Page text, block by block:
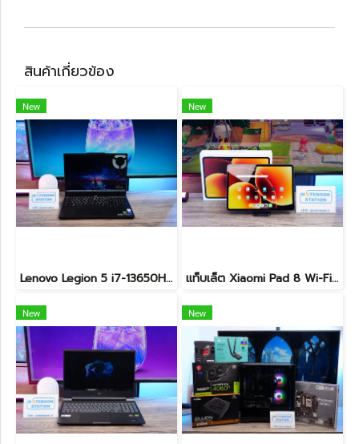
สินค้าเกี่ยวข้อง
New
Lenovo Legion 5 i7-13650HX RTX5060(8GB) RAM16 512GB M.2 จอ15.3นิ้ว FHD+ 165Hz เกมมิ่งสเปคสูง คีย์บอร์ดไฟสีขาว ดีไซน์เรียบหรูดูทันสมัย ประกันศูนย์ยาวถึงปี2028 เครื่องพร้อมใช้งานในราคาสุดคุ้มเพียง 39,990.-
New
แท็บเล็ต Xiaomi Pad 8 Wi-Fi (8+128GB) Gray ขนาด 11.2นิ้ว เครื่องสวยอุปกรณ์ครบกล่อง รีเซ็ตคืนค่าให้พร้อมใช้งาน ราคาสุดคุ้มเพียง 8,990.- ประกันศูนย์ยาว1ปีกว่า
New New